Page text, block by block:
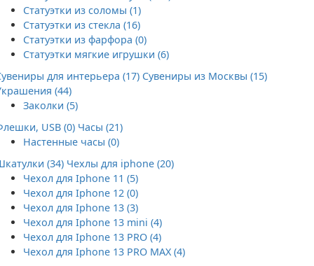
Статуэтки из соломы (1)
Статуэтки из стекла (16)
Статуэтки из фарфора (0)
Статуэтки мягкие игрушки (6)
для интерьера (17) Сувениры из Москвы (15)
(44)
Заколки (5)
USB (0) Часы (21)
Настенные часы (0)
(34) Чехлы для iphone (20)
Чехол для Iphone 11 (5)
Чехол для Iphone 12 (0)
Чехол для Iphone 13 (3)
Чехол для Iphone 13 mini (4)
Чехол для Iphone 13 PRO (4)
Чехол для Iphone 13 PRO MAX (4)